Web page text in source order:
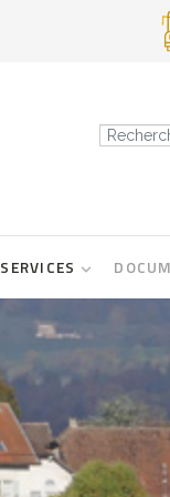
SERVICES